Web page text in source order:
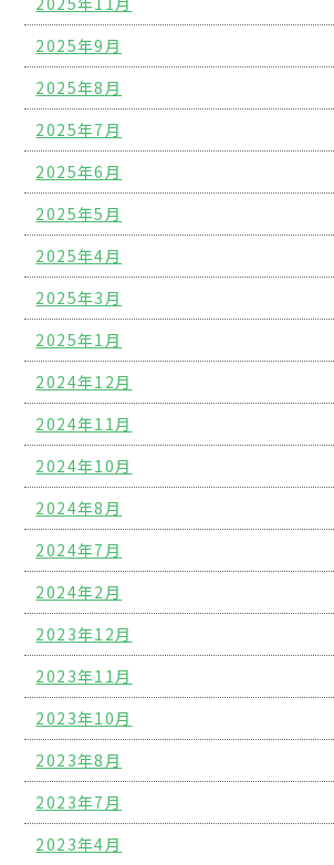
2025年9月
2025年8月
2025年7月
2025年6月
2025年5月
2025年4月
2025年3月
2025年1月
2024年12月
2024年11月
2024年10月
2024年8月
2024年7月
2024年2月
2023年12月
2023年11月
2023年10月
2023年8月
2023年7月
2023年4月